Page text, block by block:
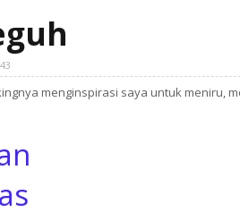
menginspirasi saya untuk meniru,